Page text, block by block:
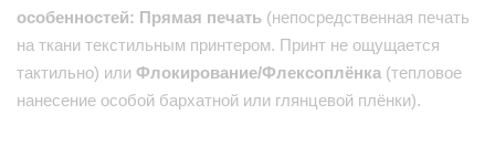
особенностей: Прямая печать (непосредственная печать
на ткани текстильным принтером. Принт не ощущается
тактильно) или Флокирование/Флексоплёнка (тепловое
нанесение особой бархатной или глянцевой плёнки).